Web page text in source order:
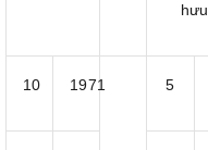
hưu
10 1971 5